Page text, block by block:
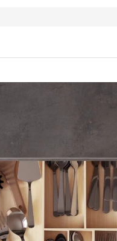
lys bambus, 52x50 cm